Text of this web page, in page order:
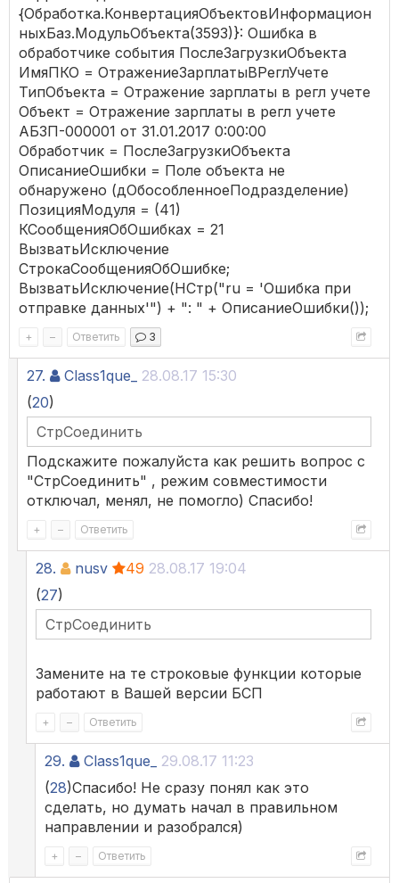
{Обработка.КонвертацияОбъектовИнформацион
ныхБаз.МодульОбъекта(3593)}: Ошибка в
обработчике события ПослеЗагрузкиОбъекта
ИмяПКО = ОтражениеЗарплатыВРеглУчете
ТипОбъекта = Отражение зарплаты в регл учете
Объект = Отражение зарплаты в регл учете
АБЗП-000001 от 31.01.2017 0:00:00
Обработчик = ПослеЗагрузкиОбъекта
ОписаниеОшибки = Поле объекта не
обнаружено (дОбособленноеПодразделение)
ПозицияМодуля = (41)
КСообщенияОбОшибках = 21
ВызватьИсключение
СтрокаСообщенияОбОшибке;
ВызватьИсключение(НСтр("ru = 'Ошибка при
отправке данных'") + ": " + ОписаниеОшибки());
+ – Ответить 3
27. Class1que_
28.08.17 15:30
(20)
СтрСоединить
Подскажите пожалуйста как решить вопрос с
"СтрСоединить" , режим совместимости
отключал, менял, не помогло) Спасибо!
+ – Ответить
28. nusv 49 28.08.17 19:04
(27)
СтрСоединить
Замените на те строковые функции которые
работают в Вашей версии БСП
+ – Ответить
29. Class1que_
29.08.17 11:23
(28)Спасибо! Не сразу понял как это
сделать, но думать начал в правильном
направлении и разобрался)
+ – Ответить